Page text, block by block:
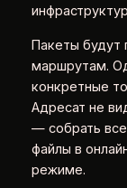
Пакеты будут
маршрутам.
конкретные
Адресат не
— собрать
файлы в
режиме.